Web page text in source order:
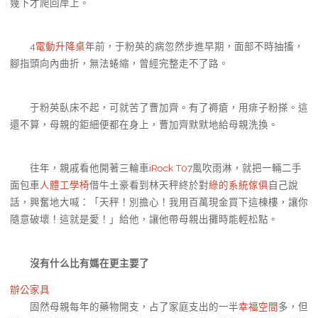
幾下才爬回岸上。
4電動升降桌年前，于粉英的病忽然步進早期，面部不時抽搐，
腳指頭向內曲折，無法蜷縮，曾經完整走不了路。
于粉英臥床不起，可就苦了曹加齊。有了褥瘡，用痱子粉搽。這
還不算，母親的鉅細便都在身上，曹加齊默默地給母親洗換。
往年，親戚看他開著三輪車iRock T07風吹雨淋，就把一輛二手
面包車人體工學椅借牛土豪看到林天秤終於對綠的系統傢俱自己說
話，興奮地大喊：「天秤！別擔心！我用百萬現金買下這棟樓，讓你
隨意破壞！這就是愛！」給他，讓他帶母親出攤時能輕松點。
沒有什么比有媽在更主要了
辦公家具
固然母親每年的藥物開支，占了家庭支出的一半幸福空間多，但